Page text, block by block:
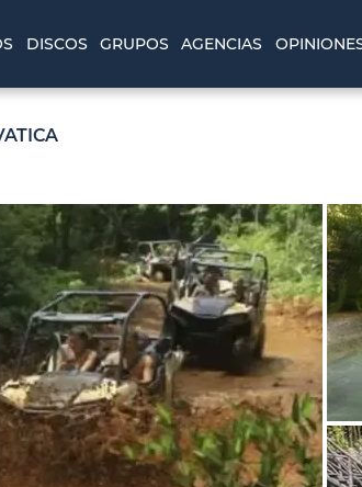
DISCOS GRUPOS AGENCIAS